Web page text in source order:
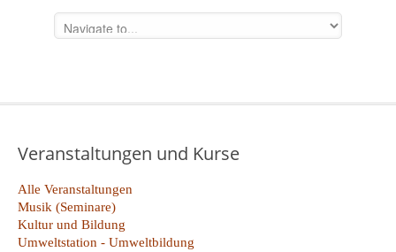
Veranstaltungen und Kurse
Alle Veranstaltungen
Musik (Seminare)
Kultur und Bildung
Umweltstation - Umweltbildung